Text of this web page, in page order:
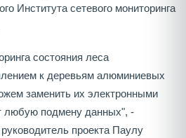
Института сетевого мониторинга
состояния леса
к деревьям алюминиевых
заменить их электронными
любую подмену данных", -
проекта Паулу